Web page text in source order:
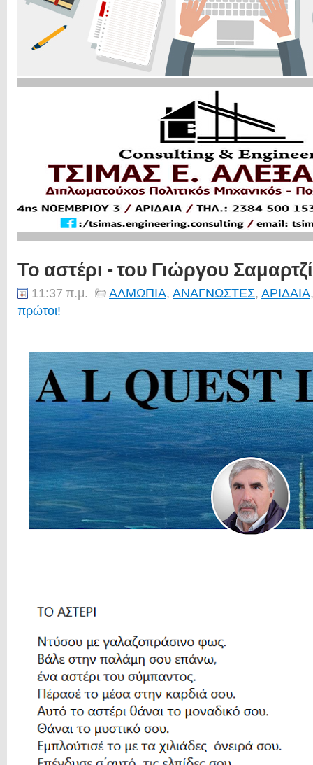
Το αστέρι - του Γιώργου
11:37 π.μ. ΑΛΜΩΠΙΑ, ΑΝΑΓΝΩΣΤΕΣ, ΑΡΙΔΑΙΑ
πρώτοι!